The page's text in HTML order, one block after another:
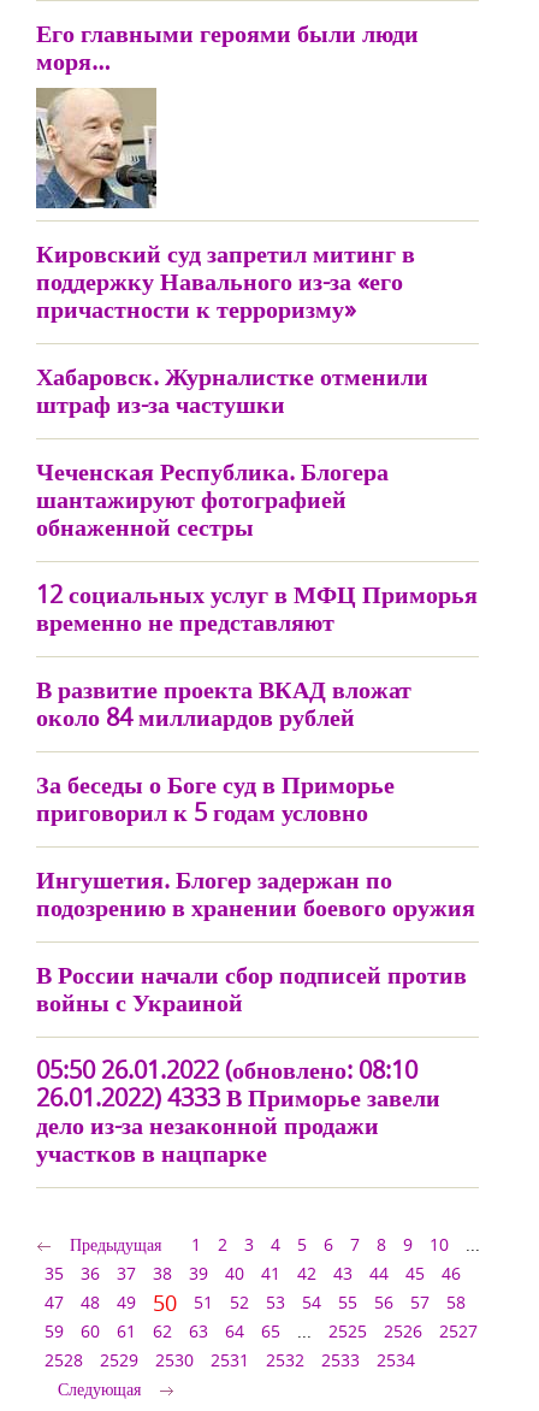
Его главными героями были люди
моря…
Кировский суд запретил митинг в
поддержку Навального из-за «его
причастности к терроризму»
Хабаровск. Журналистке отменили
штраф из-за частушки
Чеченская Республика. Блогера
шантажируют фотографией
обнаженной сестры
12 социальных услуг в МФЦ Приморья
временно не представляют
В развитие проекта ВКАД вложат
около 84 миллиардов рублей
За беседы о Боге суд в Приморье
приговорил к 5 годам условно
Ингушетия. Блогер задержан по
подозрению в хранении боевого оружия
В России начали сбор подписей против
войны с Украиной
05:50 26.01.2022 (обновлено: 08:10
26.01.2022) 4333 В Приморье завели
дело из-за незаконной продажи
участков в нацпарке
Предыдущая 1 2 3 4 5 6 7 8 9 10
...
35
36 37 38 39 40 41 42 43 44 45
46
47
48 49 50 51 52 53 54 55 56 57
58
59
60 61 62 63 64 65 ... 2525 2526
2527
2528
2529 2530 2531 2532 2533
2534
Следующая